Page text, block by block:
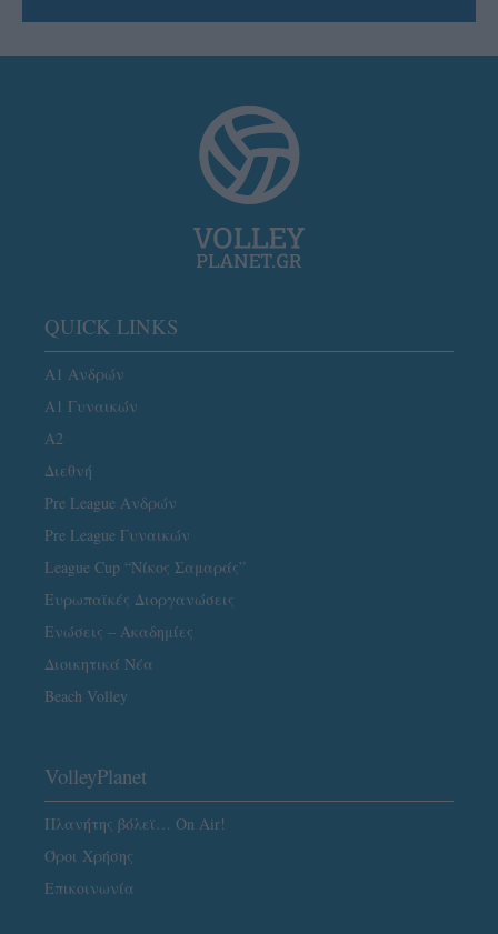
QUICK LINKS
Α1 Ανδρών
Α1 Γυναικών
A2
Διεθνή
Pre League Ανδρών
Pre League Γυναικών
League Cup “Νίκος Σαμαράς”
Ευρωπαϊκές Διοργανώσεις
Ενώσεις – Ακαδημίες
Διοικητικά Νέα
Beach Volley
VolleyPlanet
Πλανήτης βόλεϊ… On Air!
Όροι Χρήσης
Επικοινωνία